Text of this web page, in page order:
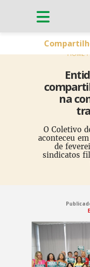
HOME
na
O Coletivo
aconteceu
de
sindicatos